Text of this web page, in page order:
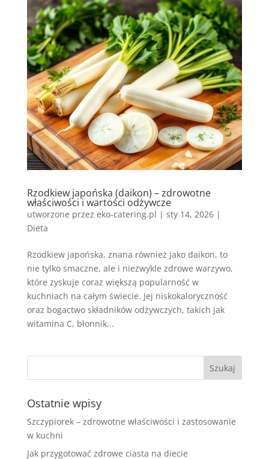
Rzodkiew japońska (daikon) – zdrowotne
właściwości i wartości odżywcze
utworzone przez eko-catering.pl | sty 14, 2026|
Dieta
Rzodkiew japońska, znana również jako daikon, to
nie tylko smaczne, ale i niezwykle zdrowe warzywo,
które zyskuje coraz większą popularność w
kuchniach na całym świecie. Jej niskokaloryczność
oraz bogactwo składników odżywczych, takich jak
witamina C, błonnik...
Ostatnie wpisy
Szczypiorek – zdrowotne właściwości i zastosowanie
w kuchni
Jak przygotować zdrowe ciasta na diecie